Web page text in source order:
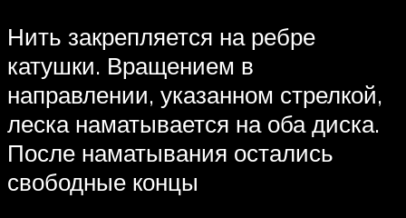
Нить закрепляется на ребре
катушки. Вращением в
направлении, указанном стрелкой,
леска наматывается на оба диска.
После наматывания остались
свободные концы